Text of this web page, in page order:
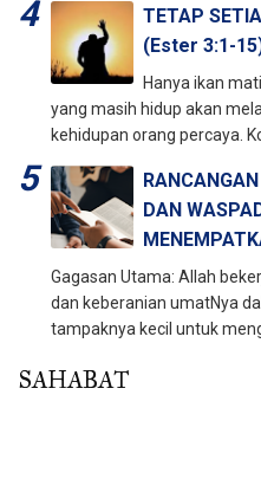
TETAP
(Ester 3:1-
Hanya ikan
yang masih hidup akan
kehidupan orang percaya.
DAN
Gagasan Utama: Allah
dan keberanian umatNya
tampaknya kecil untuk
SAHABAT